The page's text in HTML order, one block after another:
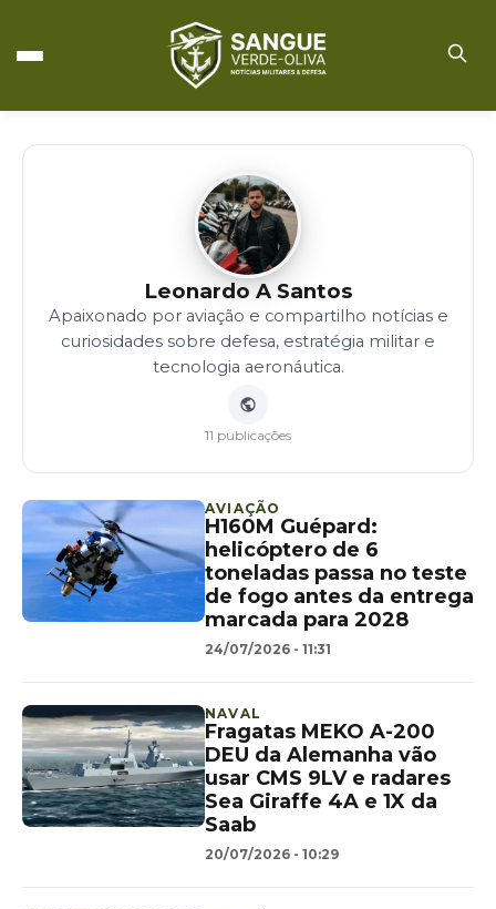
Leonardo A Santos
Apaixonado por aviação e compartilho notícias e
curiosidades sobre defesa, estratégia militar e
tecnologia aeronáutica.
11 publicações
AVIAÇÃO
H160M Guépard:
helicóptero de 6
toneladas passa no teste
de fogo antes da entrega
marcada para 2028
24/07/2026 - 11:31
NAVAL
Fragatas MEKO A-200
DEU da Alemanha vão
usar CMS 9LV e radares
Sea Giraffe 4A e 1X da
Saab
20/07/2026 - 10:29